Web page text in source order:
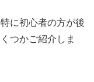
に初心者の方が後
つかご紹介しま